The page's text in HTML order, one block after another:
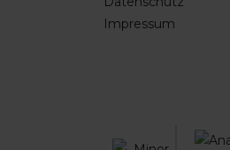
Impressum